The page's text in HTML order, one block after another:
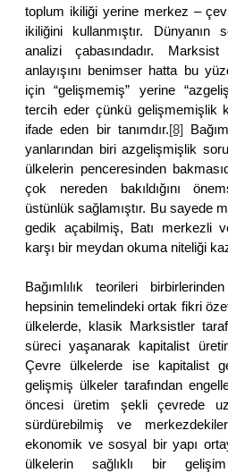
toplum ikiliği yerine merkez –
ikiliğini kullanmıştır. Dünyanın
analizi çabasındadır.
anlayışını benimser hatta bu
için “gelişmemiş” yerine
tercih eder çünkü gelişmemişlik
ifade eden bir tanımdır.[8]
yanlarından biri azgelişmişlik
ülkelerin penceresinden
çok nereden bakıldığını
üstünlük sağlamıştır. Bu sayede
gedik açabilmiş, Batı merkezli
karşı bir meydan okuma niteliği
Bağımlılık teorileri
hepsinin temelindeki ortak fikri
ülkelerde, klasik Marksistler
süreci yaşanarak kapitalist
Çevre ülkelerde ise kapitalist
gelişmiş ülkeler tarafından
öncesi üretim şekli çevrede
sürdürebilmiş ve
ekonomik ve sosyal bir yapı
ülkelerin sağlıklı bir